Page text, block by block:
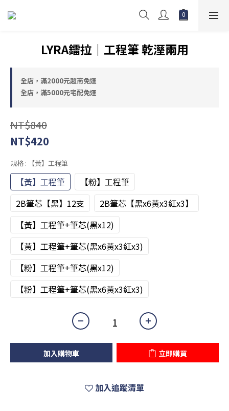
LYRA鐳拉｜工程筆 乾溼兩用
全店，滿2000元超商免運
全店，滿5000元宅配免運
NT$840
NT$420
規格 : 【黃】工程筆
【黃】工程筆
【粉】工程筆
2B筆芯【黑】12支
2B筆芯【黑x6黃x3紅x3】
【黃】工程筆+筆芯(黑x12)
【黃】工程筆+筆芯(黑x6黃x3紅x3)
【粉】工程筆+筆芯(黑x12)
【粉】工程筆+筆芯(黑x6黃x3紅x3)
加入購物車 立即購買
加入追蹤清單